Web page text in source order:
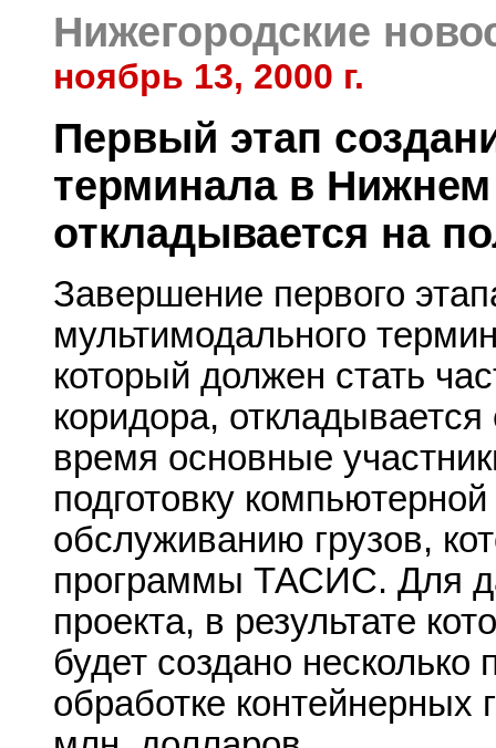
Нижегородские
ноябрь 13, 2000 г.
Первый этап
терминала в
откладывается на
Завершение первого
мультимодального
который должен стать
коридора,
время основные
подготовку
обслуживанию грузов,
программы ТАСИС. Для
проекта, в результате
будет создано
обработке контейнерных